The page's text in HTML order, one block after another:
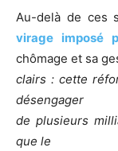
Au-delà de ces
virage imposé
chômage et sa
clairs : cette
désengager
de plusieurs
que le